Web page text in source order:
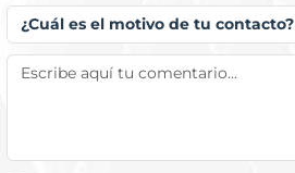
¿Cuál es el motivo de tu contacto?